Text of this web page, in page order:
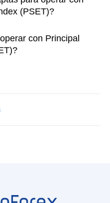
(PSET)?
con Principal